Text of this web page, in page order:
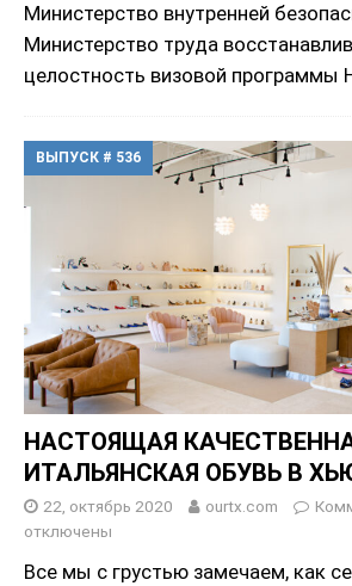
Министерство внутренней
Министерство труда
целостность визовой программы
ВЫПУСК # 536
НАСТОЯЩАЯ
ИТАЛЬЯНСКАЯ ОБУВЬ В
22, октябрь 2020 ourtx.com
отключены
Все мы с грустью замечаем, как